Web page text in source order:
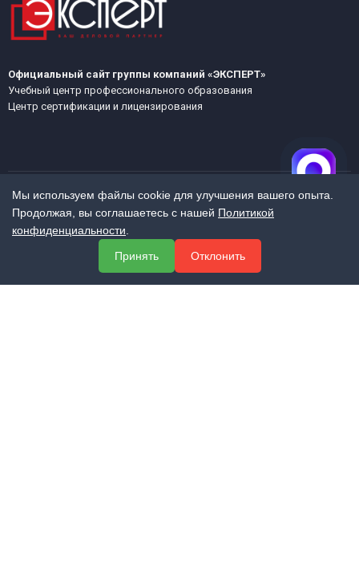
Официальный сайт группы компаний «ЭКСПЕРТ»
Учебный центр профессионального образования
Центр сертификации и лицензирования
МЕНЮ
Мы используем файлы cookie для улучшения вашего опыта.
Продолжая, вы соглашаетесь с нашей Политикой
конфиденциальности
Принять
Отклонить